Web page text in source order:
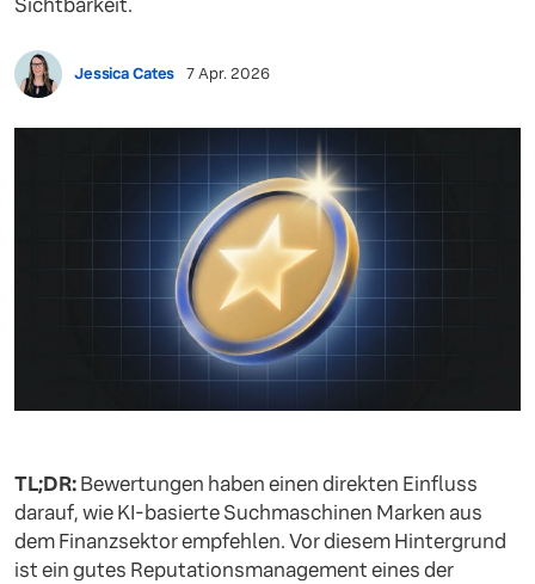
Sichtbarkeit.
Jessica Cates 7 Apr. 2026
TL;DR:Bewertungen haben einen direkten Einfluss
darauf, wie KI-basierte Suchmaschinen Marken aus
dem Finanzsektor empfehlen. Vor diesem Hintergrund
ist ein gutes Reputationsmanagement eines der